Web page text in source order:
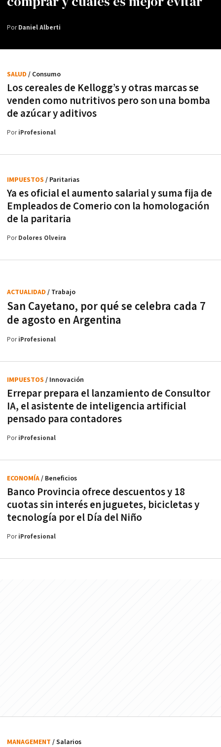
PorDaniel Alberti
Los cereales de Kellogg’s y otras marcas se
venden como nutritivos pero son una bomba
de azúcar y aditivos
SALUD / Consumo
PoriProfesional
Ya es oficial el aumento salarial y suma fija de
Empleados de Comerio con la homologación
de la paritaria
IMPUESTOS / Paritarias
PorDolores Olveira
San Cayetano, por qué se celebra cada 7
de agosto en Argentina
ACTUALIDAD / Trabajo
PoriProfesional
Errepar prepara el lanzamiento de Consultor
IA, el asistente de inteligencia artificial
pensado para contadores
IMPUESTOS / Innovación
PoriProfesional
Banco Provincia ofrece descuentos y 18
cuotas sin interés en juguetes, bicicletas y
tecnología por el Día del Niño
ECONOMÍA/ Beneficios
PoriProfesional
MANAGEMENT / Salarios